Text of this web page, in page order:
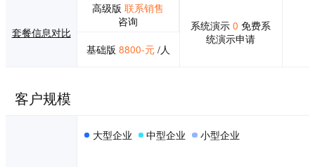
案。 ·强大的技术中
台能力支撑全链业
务 自主研发的伏熙
套餐信息对比
高级版 联系销售
咨询
基础版 8800-元 /人
系统演示0 免费系
统演示申请
客户规模
大型企业 中型企业 小型企业